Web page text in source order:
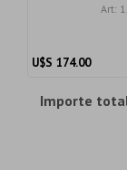
Art:
U$S 174.00
Importe